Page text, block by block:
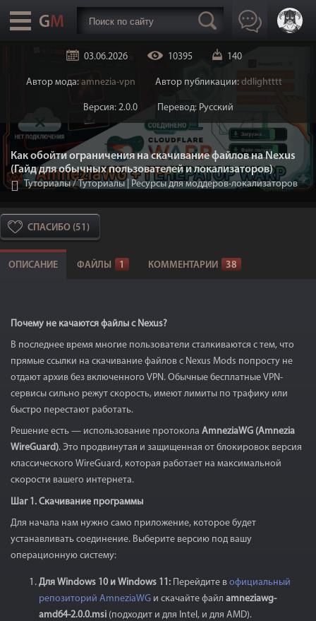
03.06.2026 10395 140
Автор мода: amnezia-vpn Автор публикации: ddlightttt
Версия: 2.0.0 Перевод: Русский
Как обойти ограничения на скачивание файлов на Nexus
(Гайд для обычных пользователей и локализаторов)
Туториалы/Туториалы | Ресурсы для моддеров-локализаторов
СПАСИБО (51)
ОПИСАНИЕ ФАЙЛЫ 1 КОММЕНТАРИИ 38
Почему не качаются файлы с Nexus?
В последнее время многие пользователи сталкиваются с тем, что
прямые ссылки на скачивание файлов с Nexus Mods попросту не
отдают архив без включенного VPN. Обычные бесплатные VPN-
сервисы сильно режут скорость, имеют лимиты по трафику или
быстро перестают работать.
Решение есть — использование протокола AmneziaWG (Amnezia
WireGuard). Это продвинутая и защищенная от блокировок версия
классического WireGuard, которая работает на максимальной
скорости вашего интернета.
Шаг 1. Скачивание программы
​Для начала нам нужно само приложение, которое будет
устанавливать соединение. Выберите версию под вашу
операционную систему:
Для Windows 10 и Windows 11: Перейдите в официальный
репозиторий AmneziaWG и скачайте файл amneziawg-
amd64-2.0.0.msi (подходит и для Intel, и для AMD).